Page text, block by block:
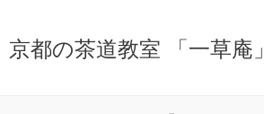
京都の茶道教室 「一草庵」